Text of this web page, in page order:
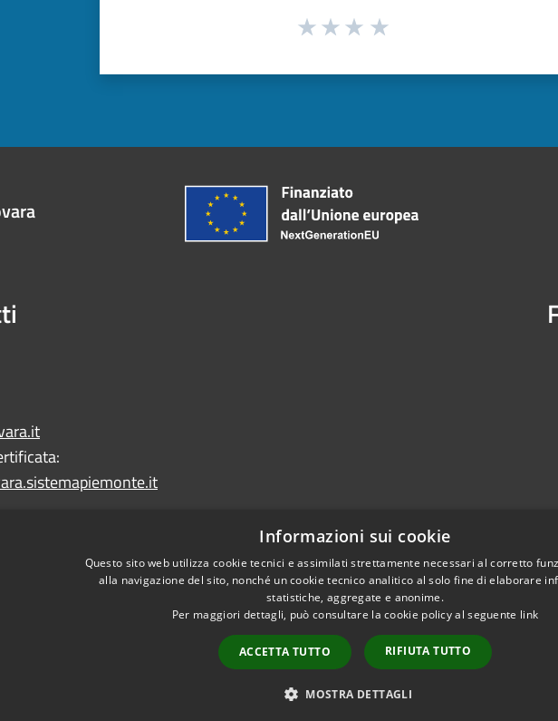
Copyright © 2026 •
Informazioni sui cookie
Questo sito web utilizza cookie tecnici e assimilati strettamente necessari al corretto
alla navigazione del sito, nonché un cookie tecnico analitico al solo fine di elaborare
statistiche, aggregate e anonime.
Per maggiori dettagli, può consultare la cookie policy al seguente link
ACCETTA TUTTO RIFIUTA TUTTO
MOSTRA DETTAGLI